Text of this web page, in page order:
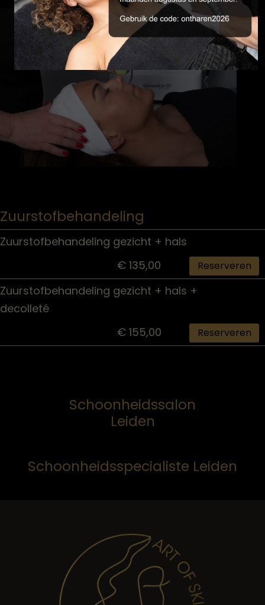
Zuurstofbehandeling
Zuurstofbehandeling gezicht + hals
Reserveren
€ 135,00
Zuurstofbehandeling gezicht + hals +
decolleté
Reserveren
€ 155,00
Schoonheidssalon
Leiden
Schoonheidsspecialiste Leiden